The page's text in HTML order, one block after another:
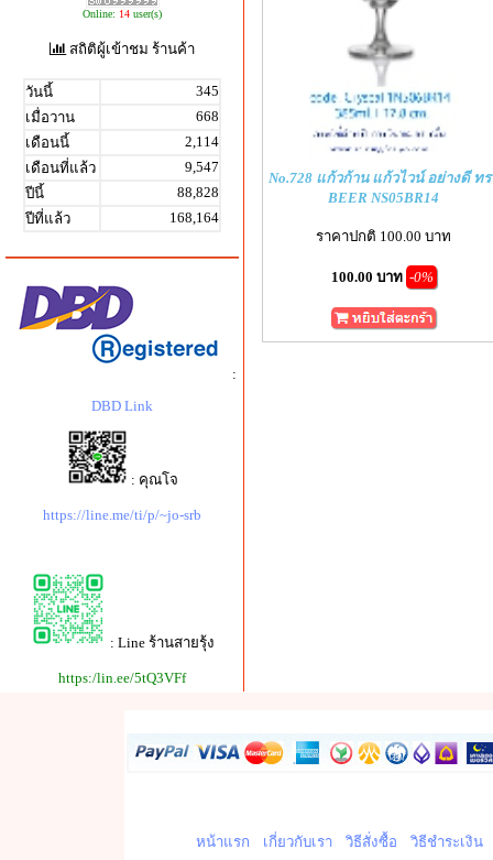
Online: 14 user(s)
สถิติผู้เข้าชม ร้านค้า
วันนี้
345
เมื่อวาน
668
เดือนนี้
2,114
เดือนที่แล้ว
9,547
ปีนี้
88,828
ปีที่แล้ว
168,164
:
DBD Link
: คุณโจ
https://line.me/ti/p/~jo-srb
: Line ร้านสายรุ้ง
https:/lin.ee/5tQ3VFf
No.728 แก้วก้าน แก้วไวน์ อย่างดี ทร
BEER NS05BR14
ราคาปกติ 100.00 บาท
100.00 บาท -0%
หน้าแรก เกี่ยวกับเรา วิธีสั่งซื้อ วิธีชำระเงิน